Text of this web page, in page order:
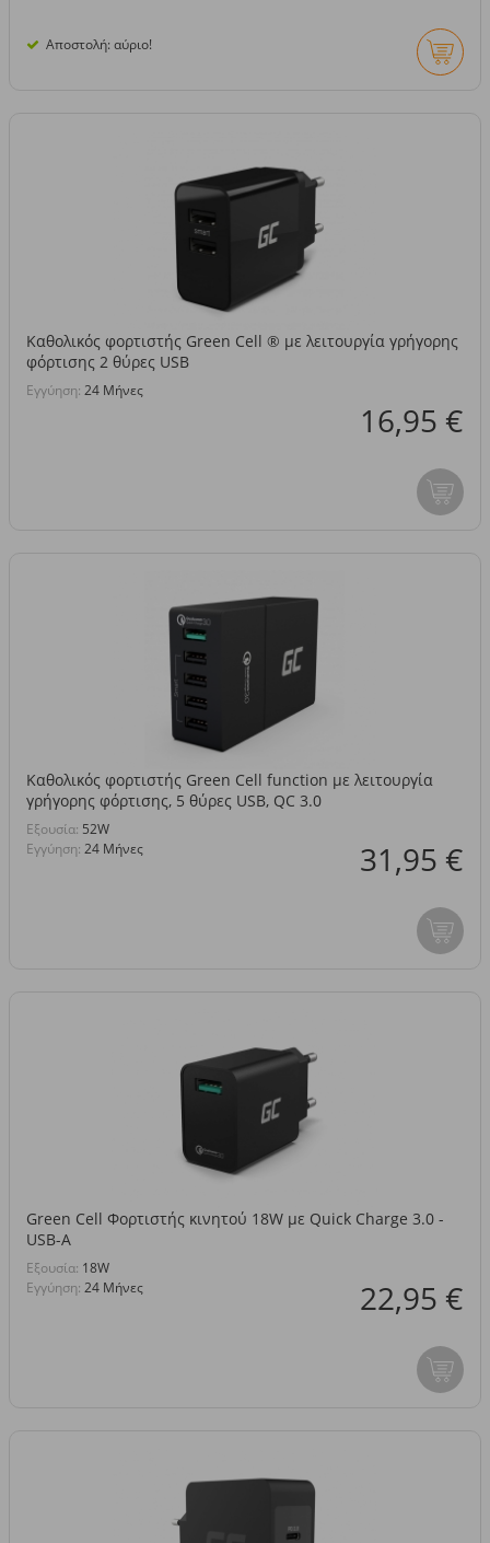
Αποστολή: αύριο!
Καθολικός φορτιστής Green Cell ® με λειτουργία γρήγορης
φόρτισης 2 θύρες USB
Εγγύηση: 24 Μήνες
16,95 €
Καθολικός φορτιστής Green Cell function με λειτουργία
γρήγορης φόρτισης, 5 θύρες USB, QC 3.0
Eξουσία: 52W
Εγγύηση: 24 Μήνες 31,95 €
Green Cell Φορτιστής κινητού 18W με Quick Charge 3.0 -
USB-A
Eξουσία: 18W
Εγγύηση: 24 Μήνες 22,95 €